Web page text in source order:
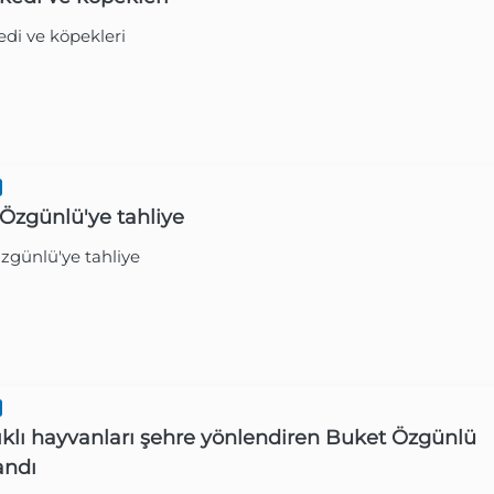
ve köpekleri
tahliye
tahliye
hayvanları şehre yönlendiren Buket Özgünlü